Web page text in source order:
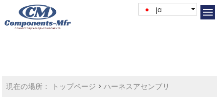
ja
現在の場所： トップページ >ハーネスアセンブリ